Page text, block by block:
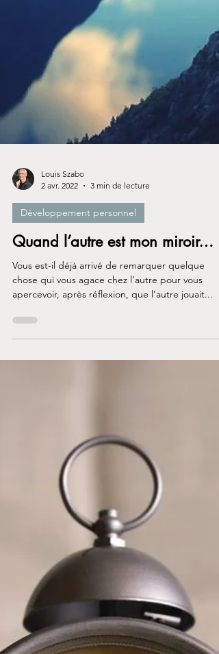
Louis Szabo
2 avr. 2022
3 min de lecture
Développement personnel
Quand l’autre est mon miroir…
Vous est-il déjà arrivé de remarquer quelque
apercevoir, après réflexion, que l’autre jouait...